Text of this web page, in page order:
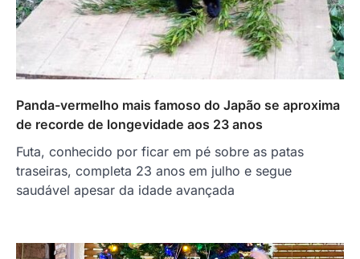
Panda-vermelho mais famoso do Japão se aproxima
de recorde de longevidade aos 23 anos
Futa, conhecido por ficar em pé sobre as patas
traseiras, completa 23 anos em julho e segue
saudável apesar da idade avançada